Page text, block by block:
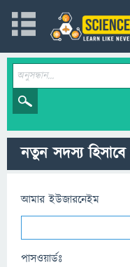
নতুন সদস্য
আমার ইউজারনেইম
পাসওয়ার্ডঃ